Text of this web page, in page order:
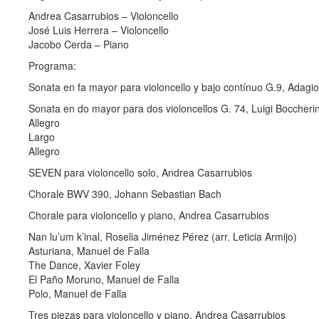
Andrea Casarrubios – Violoncello
José Luis Herrera – Violoncello
Jacobo Cerda – Piano
Programa:
Sonata en fa mayor para violoncello y bajo contínuo G.9,
Sonata en do mayor para dos violoncellos G. 74, Luigi
Allegro
Largo
Allegro
SEVEN para violoncello solo, Andrea Casarrubios
Chorale BWV 390, Johann Sebastian Bach
Chorale para violoncello y piano, Andrea Casarrubios
Nan lu’um k’inal, Roselia Jiménez Pérez (arr. Leticia Armijo)
Asturiana, Manuel de Falla
The Dance, Xavier Foley
El Paño Moruno, Manuel de Falla
Polo, Manuel de Falla
Tres piezas para violoncello y piano, Andrea Casarrubios